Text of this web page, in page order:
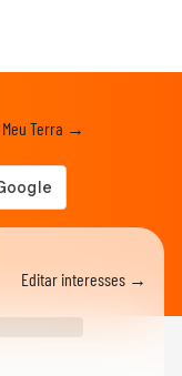
Meu Terra →
Editar interesses →